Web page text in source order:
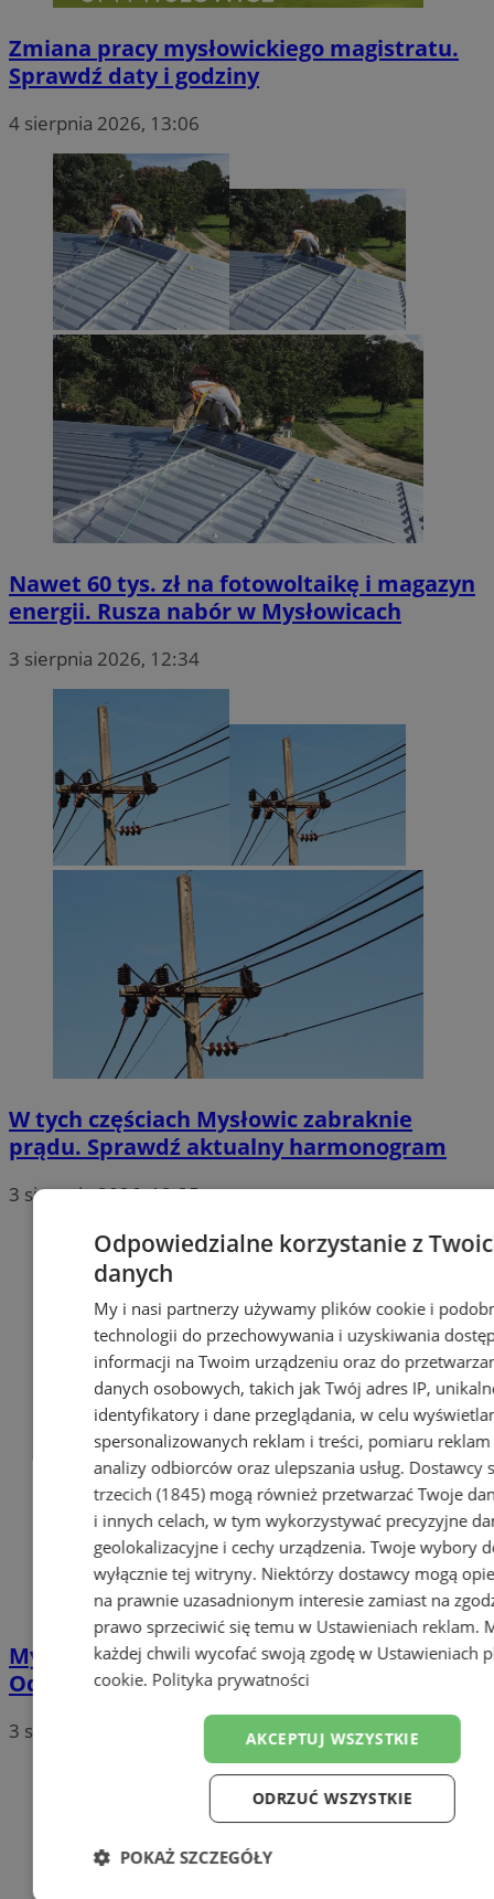
Zmiana pracy mysłowickiego magistratu.
Sprawdź daty i godziny
4 sierpnia 2026, 13:06
Nawet 60 tys. zł na fotowoltaikę i magazyn
energii. Rusza nabór w Mysłowicach
3 sierpnia 2026, 12:34
W tych częściach Mysłowic zabraknie
prądu. Sprawdź aktualny harmonogram
3 sierpnia 2026, 12:25
Mysłowice uczczą pamięć Edwarda Ruska.
Odsłonięcie tablicy i turniej piłkarski
3 sierpnia 2026, 12:22
Odpowiedzialne korzystanie z
danych
My i nasi partnerzy używamy plików cookie i
technologii do przechowywania i uzyskiwania
informacji na Twoim urządzeniu oraz do
danych osobowych, takich jak Twój adres IP,
identyfikatory i dane przeglądania, w celu
spersonalizowanych reklam i treści, pomiaru
analizy odbiorców oraz ulepszania usług. Dostawcy
trzecich (1845)mogą również przetwarzać Twoje
i innych celach, w tym wykorzystywać precyzyjne
geolokalizacyjne i cechy urządzenia. Twoje wybory
wyłącznie tej witryny. Niektórzy dostawcy mogą
na prawnie uzasadnionym interesie zamiast na
prawo sprzeciwić się temu w Ustawieniach reklam.
każdej chwili wycofać swoją zgodę w Ustawieniach
cookie. Polityka prywatności
AKCEPTUJ WSZYSTKIE
ODRZUĆ WSZYSTKIE
POKAŻ SZCZEGÓŁY